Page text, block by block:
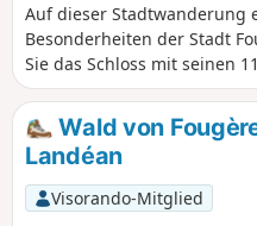
Auf dieser Stadtwanderung
Besonderheiten der Stadt
Sie das Schloss mit seinen
es auch vom Panorama des
Public aus. Apropos Garten:
Nançon und die Voie Verte
Programm. Schließlich
ihrem Glockenturm, ihrem
Stadtzentrum erkunden.
Wald von
Landéan
Visorando-Mitglied